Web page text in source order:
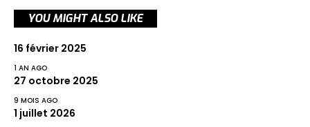
YOU MIGHT ALSO LIKE
16 février 2025
1 AN AGO
27 octobre 2025
9 MOIS AGO
1 juillet 2026